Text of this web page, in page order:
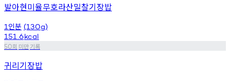
발아현미율무호라산밀찰기장밥
1 인분 (130g)
151.6kcal
50회 미만기록
귀리기장밥